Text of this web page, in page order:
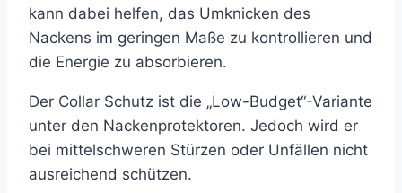
kann dabei helfen, das Umknicken des
Nackens im geringen Maße zu kontrollieren und
die Energie zu absorbieren.
Der Collar Schutz ist die „Low-Budget“-Variante
unter den Nackenprotektoren. Jedoch wird er
bei mittelschweren Stürzen oder Unfällen nicht
ausreichend schützen.